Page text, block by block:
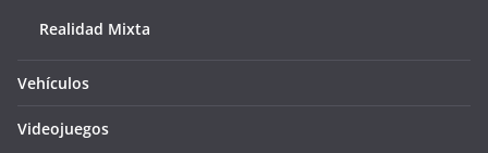
Realidad Mixta
Vehículos
Videojuegos